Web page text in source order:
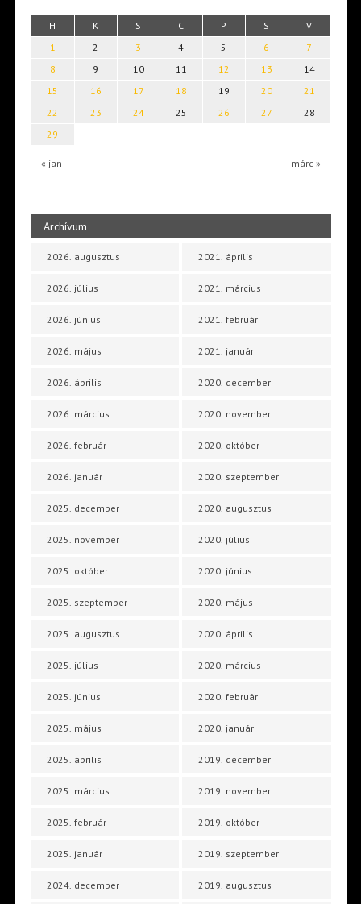
H K S C P S V
« jan márc »
1 2 3 4 5 6
7
8
9 10 11 12 13
14
15
16 17 18 19 20
21
22
23 24 25 26 27
28
29
Archívum
2026. augusztus
2026. július
2026. június
2026. május
2026. április
2026. március
2026. február
2026. január
2025. december
2025. november
2025. október
2025. szeptember
2025. augusztus
2025. július
2025. június
2025. május
2025. április
2025. március
2025. február
2025. január
2024. december
2021. április
2021. március
2021. február
2021. január
2020. december
2020. november
2020. október
2020. szeptember
2020. augusztus
2020. július
2020. június
2020. május
2020. április
2020. március
2020. február
2020. január
2019. december
2019. november
2019. október
2019. szeptember
2019. augusztus